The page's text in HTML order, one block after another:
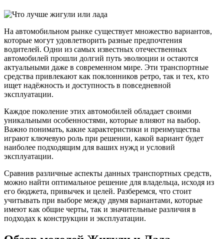
На автомобильном рынке существует множество вариантов,
которые могут удовлетворить разные предпочтения
водителей. Одни из самых известных отечественных
автомобилей прошли долгий путь эволюции и остаются
актуальными даже в современном мире. Эти транспортные
средства привлекают как поклонников ретро, так и тех, кто
ищет надёжность и доступность в повседневной
эксплуатации.
Каждое поколение этих автомобилей обладает своими
уникальными особенностями, которые влияют на выбор.
Важно понимать, какие характеристики и преимущества
играют ключевую роль при решении, какой вариант будет
наиболее подходящим для ваших нужд и условий
эксплуатации.
Сравнив различные аспекты данных транспортных средств,
можно найти оптимальное решение для владельца, исходя из
его бюджета, привычек и целей. Разберемся, что стоит
учитывать при выборе между двумя вариантами, которые
имеют как общие черты, так и значительные различия в
подходах к конструкции и эксплуатации.